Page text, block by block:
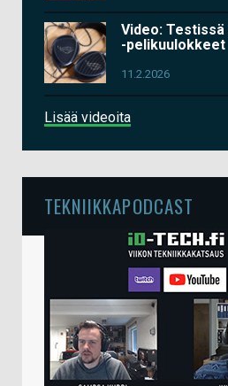
Video: Testissä
-pelikuulokkeet
11.2.2026
Lisää videoita
TEKNIIKKAPODCAST